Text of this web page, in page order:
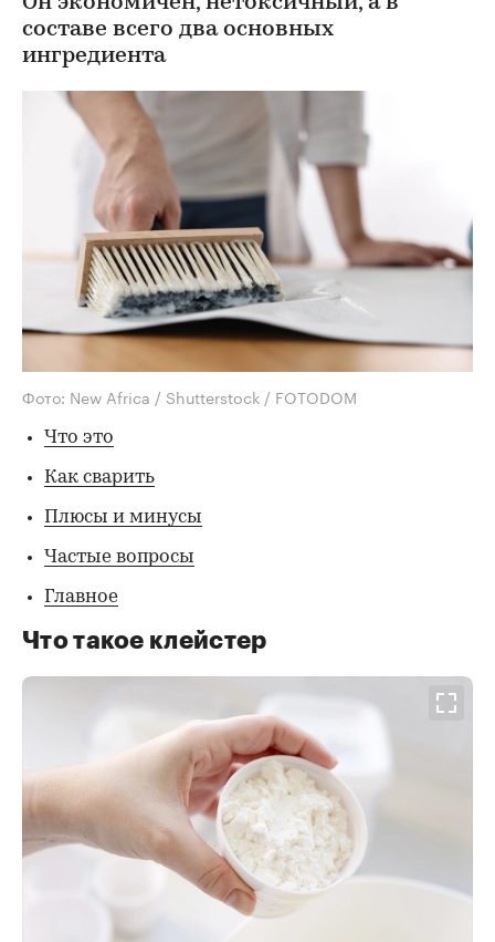
составе всего два основных
ингредиента
Фото: New Africa / Shutterstock / FOTODOM
Что это
Как сварить
Плюсы и минусы
Частые вопросы
Главное
Что такое клейстер